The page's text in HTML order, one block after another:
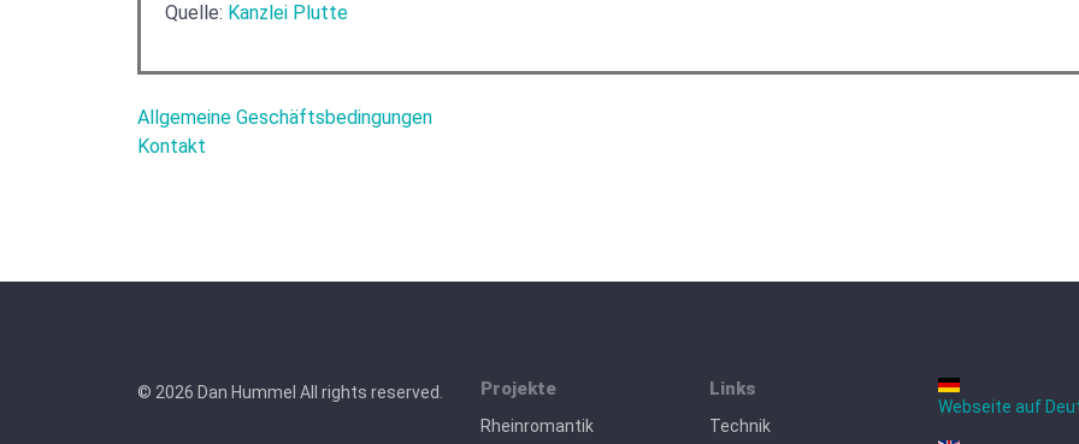
Quelle: Kanzlei Plutte
Allgemeine Geschäftsbedingungen
Kontakt
© 2026 Dan Hummel All rights reserved. Projekte
Rheinromantik
Links
Technik
Webseite auf